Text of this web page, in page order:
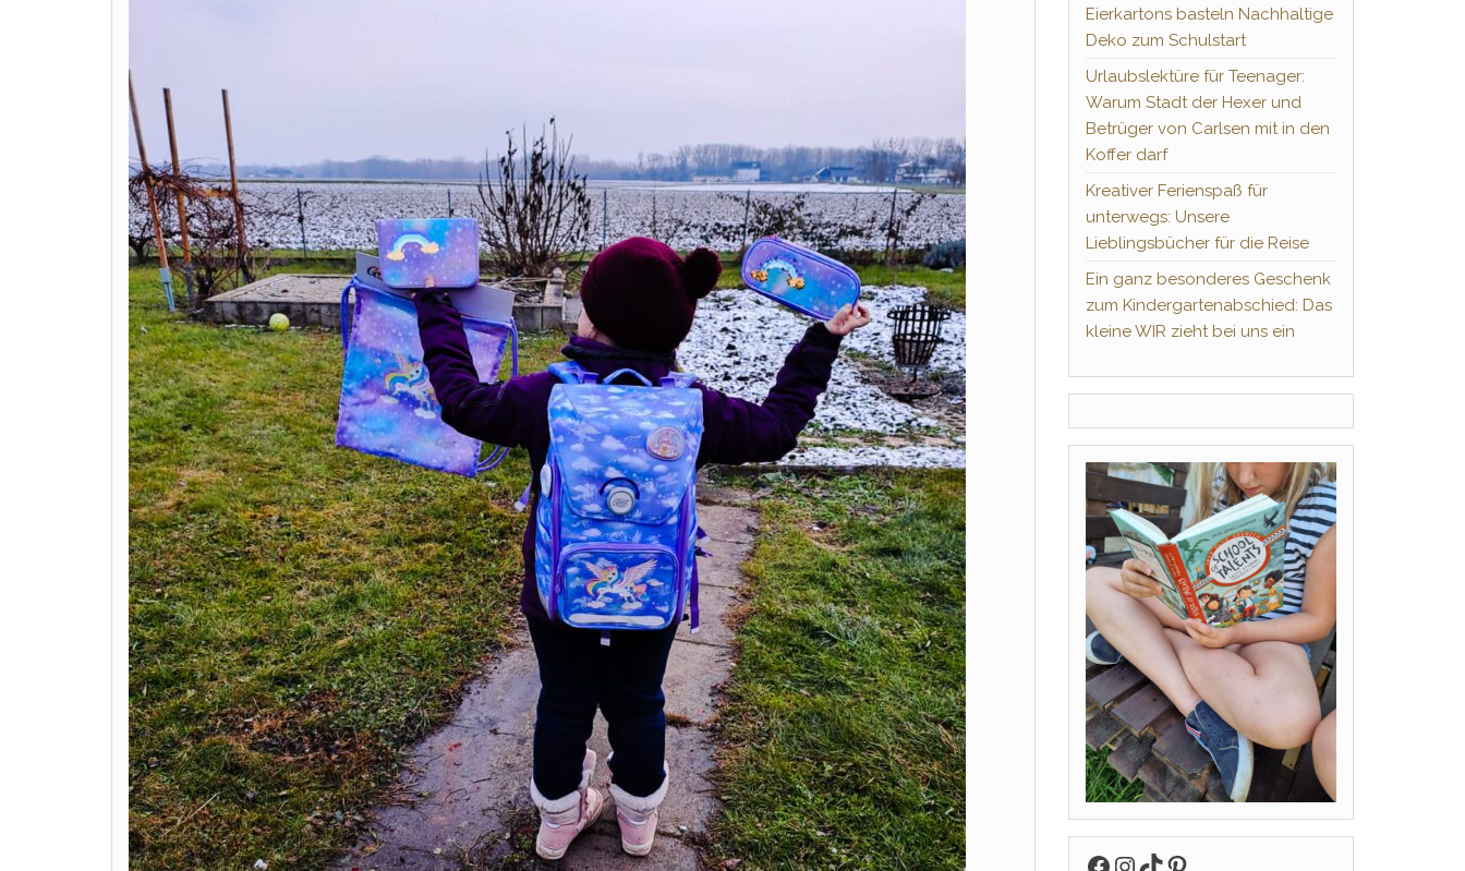
Eierkartons basteln Nachhaltige
Deko zum Schulstart
Urlaubslektüre für Teenager:
Warum Stadt der Hexer und
Betrüger von Carlsen mit in den
Koffer darf
Kreativer Ferienspaß für
unterwegs: Unsere
Lieblingsbücher für die Reise
Ein ganz besonderes Geschenk
zum Kindergartenabschied: Das
kleine WIR zieht bei uns ein
Facebook
Instagram
TikTok
Pinterest